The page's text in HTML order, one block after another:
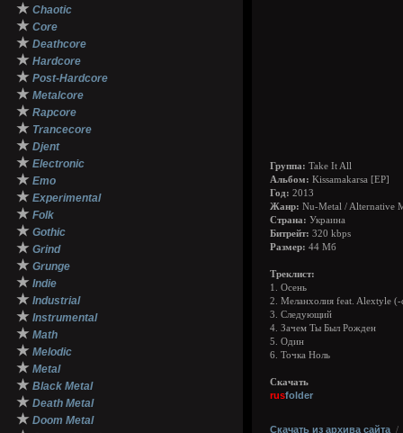
★ Chaotic
★ Core
★ Deathcore
★ Hardcore
★ Post-Hardcore
★ Metalcore
★ Rapcore
★ Trancecore
★ Djent
★ Electronic
★ Emo
★ Experimental
★ Folk
★ Gothic
★ Grind
★ Grunge
★ Indie
★ Industrial
★ Instrumental
★ Math
★ Melodic
★ Metal
★ Black Metal
★ Death Metal
★ Doom Metal
Группа: Take It All
Альбом: Kissamakarsa [EP]
Год: 2013
Жанр: Nu-Metal / Alternative
Страна: Украина
Битрейт: 320 kbps
Размер: 44 Мб
Треклист:
1. Осень
2. Меланхолия feat. Alextyle (-
3. Следующий
4. Зачем Ты Был Рожден
5. Один
6. Точка Ноль
Скачать
rusfolder
Скачать из архива сайта /